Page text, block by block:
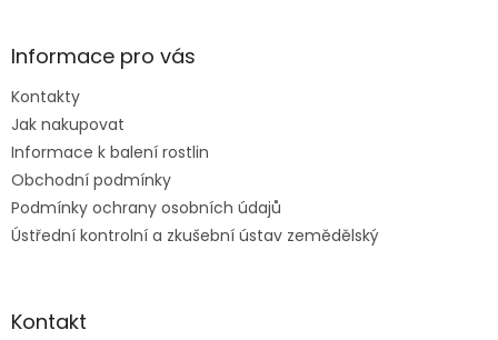
aInformace pro vás
Kontakty
Jak nakupovat
Informace k balení rostlin
Obchodní podmínky
Podmínky ochrany osobních údajů
Ústřední kontrolní a zkušební ústav zemědělský
Kontakt